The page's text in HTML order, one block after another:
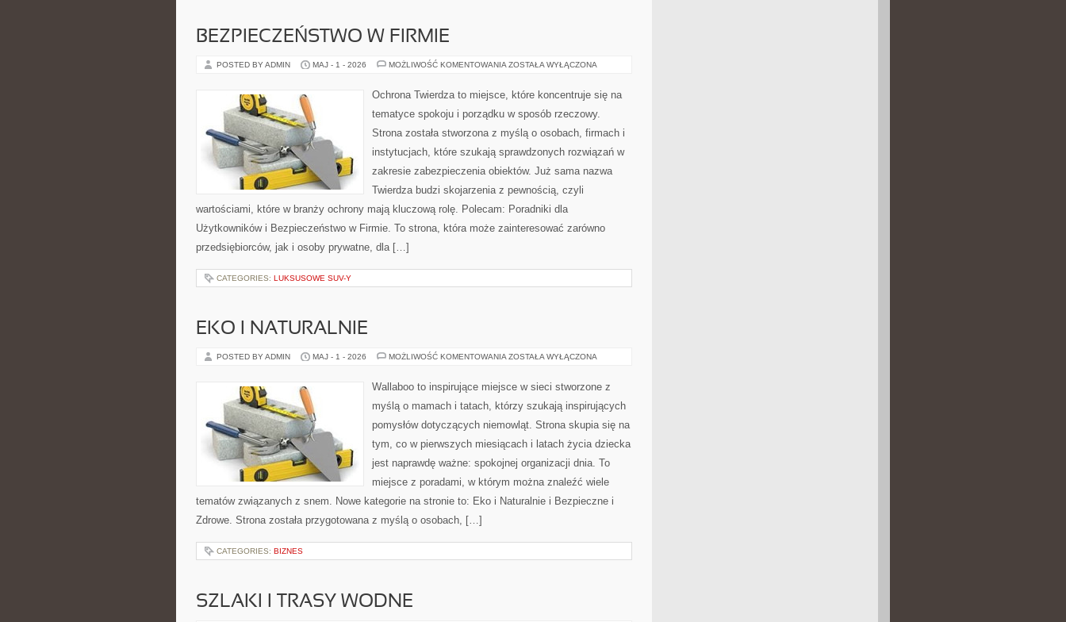
BEZPIECZEŃSTWO W FIRMIE
POSTED BY ADMIN MAJ - 1 - 2026 MOŻLIWOŚĆ KOMENTOWANIA BEZPIECZEŃSTWO
ZOSTAŁA WYŁĄCZONA
Ochrona Twierdza to miejsce, które koncentruje się na
tematyce spokoju i porządku w sposób rzeczowy.
Strona została stworzona z myślą o osobach, firmach i
instytucjach, które szukają sprawdzonych rozwiązań w
zakresie zabezpieczenia obiektów. Już sama nazwa
Twierdza budzi skojarzenia z pewnością, czyli
wartościami, które w branży ochrony mają kluczową rolę. Polecam: Poradniki dla
Użytkowników i Bezpieczeństwo w Firmie. To strona, która może zainteresować zarówno
przedsiębiorców, jak i osoby prywatne, dla […]
CATEGORIES: LUKSUSOWE SUV-Y
EKO I NATURALNIE
POSTED BY ADMIN MAJ - 1 - 2026 MOŻLIWOŚĆ KOMENTOWANIA EKO
ZOSTAŁA WYŁĄCZONA
Wallaboo to inspirujące miejsce w sieci stworzone z
myślą o mamach i tatach, którzy szukają inspirujących
pomysłów dotyczących niemowląt. Strona skupia się na
tym, co w pierwszych miesiącach i latach życia dziecka
jest naprawdę ważne: spokojnej organizacji dnia. To
miejsce z poradami, w którym można znaleźć wiele
tematów związanych z snem. Nowe kategorie na stronie to: Eko i Naturalnie i Bezpieczne i
Zdrowe. Strona została przygotowana z myślą o osobach, […]
CATEGORIES: BIZNES
SZLAKI I TRASY WODNE